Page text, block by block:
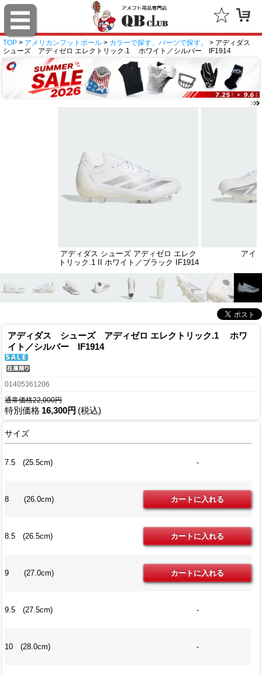
TOP > アメリカンフットボール > カラーで探す、パーツで探す。
> アディダス
シューズ アディゼロ エレクトリック.1 ホワイト／シルバー IF1914
アディダス シューズ アディゼロ エレク
トリック.1 II ホワイト／ブラック IF1914
アイ
アディダス シューズ アディゼロ エレクトリック.1 ホワ
イト／シルバー IF1914
01405361206
通常価格22,000円
特別価格 16,300円 (税込)
サイズ
7.5 (25.5cm) -
8 (26.0cm)
8.5 (26.5cm)
9 (27.0cm)
9.5 (27.5cm) -
10 (28.0cm) -